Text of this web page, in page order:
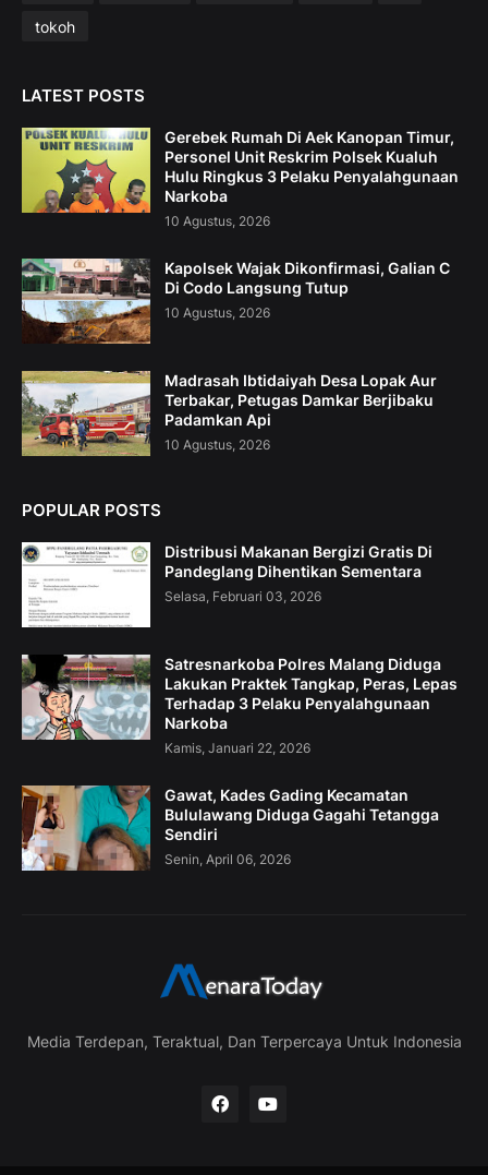
tokoh
LATEST POSTS
Gerebek Rumah Di Aek Kanopan Timur,
Personel Unit Reskrim Polsek Kualuh
Hulu Ringkus 3 Pelaku Penyalahgunaan
Narkoba
10 Agustus, 2026
Kapolsek Wajak Dikonfirmasi, Galian C
Di Codo Langsung Tutup
10 Agustus, 2026
Madrasah Ibtidaiyah Desa Lopak Aur
Terbakar, Petugas Damkar Berjibaku
Padamkan Api
10 Agustus, 2026
POPULAR POSTS
Distribusi Makanan Bergizi Gratis Di
Pandeglang Dihentikan Sementara
Selasa, Februari 03, 2026
Satresnarkoba Polres Malang Diduga
Lakukan Praktek Tangkap, Peras, Lepas
Terhadap 3 Pelaku Penyalahgunaan
Narkoba
Kamis, Januari 22, 2026
Gawat, Kades Gading Kecamatan
Bululawang Diduga Gagahi Tetangga
Sendiri
Senin, April 06, 2026
Media Terdepan, Teraktual, Dan Terpercaya Untuk Indonesia